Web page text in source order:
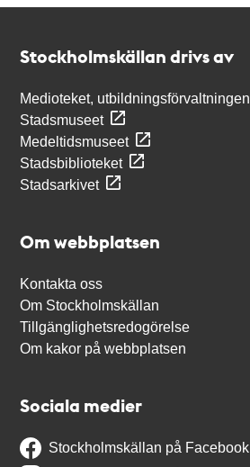
Stockholmskällan drivs av
Medioteket, utbildningsförvaltningen
Stadsmuseet
Medeltidsmuseet
Stadsbiblioteket
Stadsarkivet
Om webbplatsen
Kontakta oss
Om Stockholmskällan
Tillgänglighetsredogörelse
Om kakor på webbplatsen
Sociala medier
Stockholmskällan på Facebook